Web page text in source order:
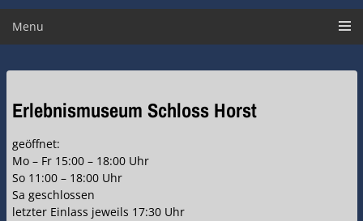
Menu
Erlebnismuseum Schloss Horst
geöffnet:
Mo – Fr 15:00 – 18:00 Uhr
So 11:00 – 18:00 Uhr
Sa geschlossen
letzter Einlass jeweils 17:30 Uhr